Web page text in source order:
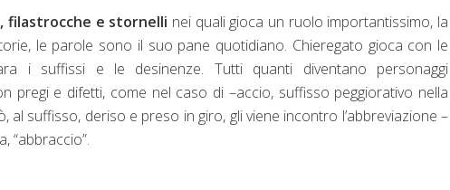
filastrocche e stornelli nei quali gioca un ruolo importantissimo, la
le parole sono il suo pane quotidiano. Chieregato gioca con le
i suffissi e le desinenze. Tutti quanti diventano personaggi
e difetti, come nel caso di –accio, suffisso peggiorativo nella
al suffisso, deriso e preso in giro, gli viene incontro l’abbreviazione –
“abbraccio”.